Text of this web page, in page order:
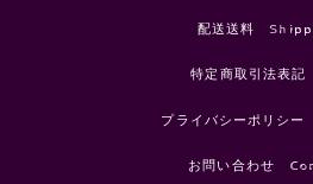
配送送料
特定商取引法表
プライバシーポリシ
お問い合わせ